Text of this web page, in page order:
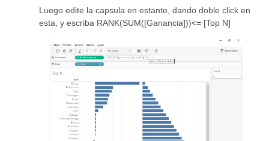
Luego edite la capsula en estante, dando doble click en
esta, y escriba RANK(SUM([Ganancia]))<= [Top N]